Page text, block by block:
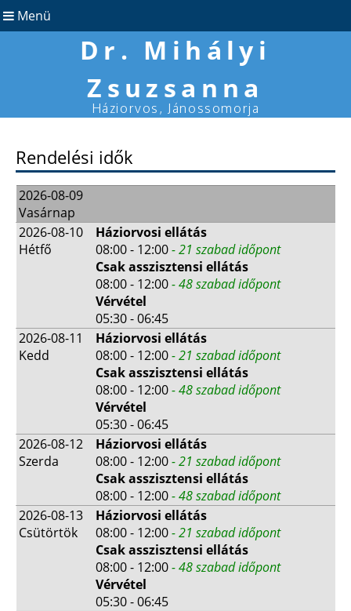
Menü
Dr. Mihályi
Zsuzsanna
Háziorvos, Jánossomorja
Rendelési idők
2026-08-09
Vasárnap
2026-08-10
Hétfő
Háziorvosi ellátás
08:00 - 12:00- 21 szabad időpont
Csak asszisztensi ellátás
08:00 - 12:00- 48 szabad időpont
Vérvétel
05:30 - 06:45
2026-08-11
Kedd
Háziorvosi ellátás
08:00 - 12:00- 21 szabad időpont
Csak asszisztensi ellátás
08:00 - 12:00- 48 szabad időpont
Vérvétel
05:30 - 06:45
2026-08-12
Szerda
Háziorvosi ellátás
08:00 - 12:00- 21 szabad időpont
Csak asszisztensi ellátás
08:00 - 12:00- 48 szabad időpont
2026-08-13
Csütörtök
Háziorvosi ellátás
08:00 - 12:00- 21 szabad időpont
Csak asszisztensi ellátás
08:00 - 12:00- 48 szabad időpont
Vérvétel
05:30 - 06:45